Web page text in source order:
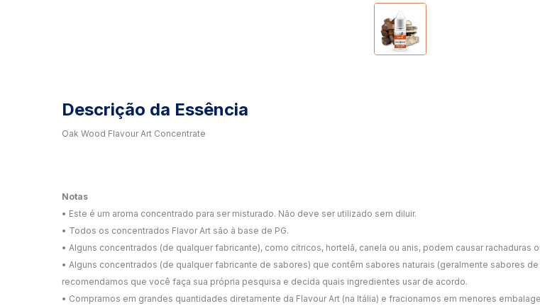
Descrição da Essência
Oak Wood Flavour Art Concentrate
Notas
• Este é um aroma concentrado para ser misturado. Não deve ser utilizado sem diluir.
• Todos os concentrados Flavor Art são à base de PG.
• Alguns concentrados (de qualquer fabricante), como cítricos, hortelã, canela ou anis, podem causar rachaduras
• Alguns concentrados (de qualquer fabricante de sabores) que contêm sabores naturais (geralmente sabores
recomendamos que você faça sua própria pesquisa e decida quais ingredientes usar de acordo.
• Compramos em grandes quantidades diretamente da Flavour Art (na Itália) e fracionamos em menores